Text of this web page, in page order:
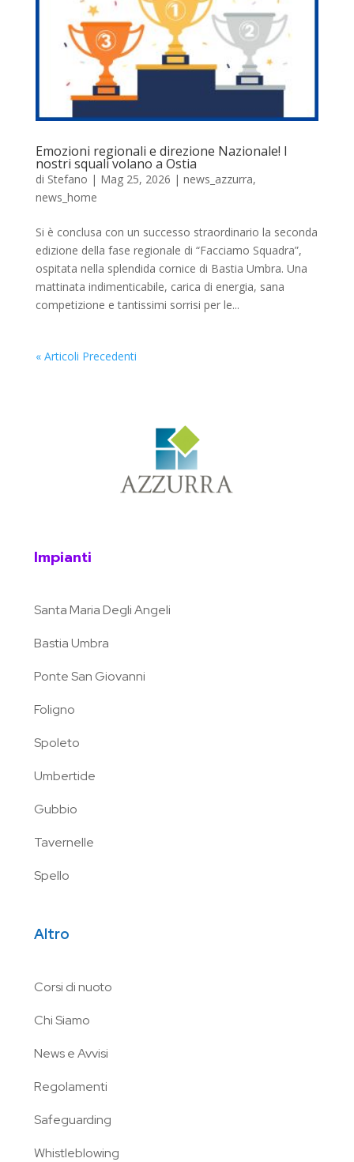
Emozioni regionali e direzione Nazionale! I
nostri squali volano a Ostia
di Stefano | Mag 25, 2026 | news_azzurra,
news_home
Si è conclusa con un successo straordinario la seconda
edizione della fase regionale di “Facciamo Squadra”,
ospitata nella splendida cornice di Bastia Umbra. Una
mattinata indimenticabile, carica di energia, sana
competizione e tantissimi sorrisi per le...
« Articoli Precedenti
Impianti
Santa Maria Degli Angeli
Bastia Umbra
Ponte San Giovanni
Foligno
Spoleto
Umbertide
Gubbio
Tavernelle
Spello
Altro
Corsi di nuoto
Chi Siamo
News e Avvisi
Regolamenti
Safeguarding
Whistleblowing